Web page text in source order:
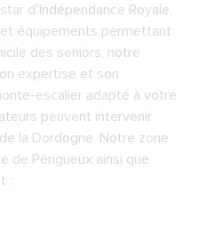
d’Indépendance Royale.
équipements permettant
des seniors, notre
expertise et son
escalier adapté à votre
peuvent intervenir
la Dordogne. Notre zone
de Périgueux ainsi que
: